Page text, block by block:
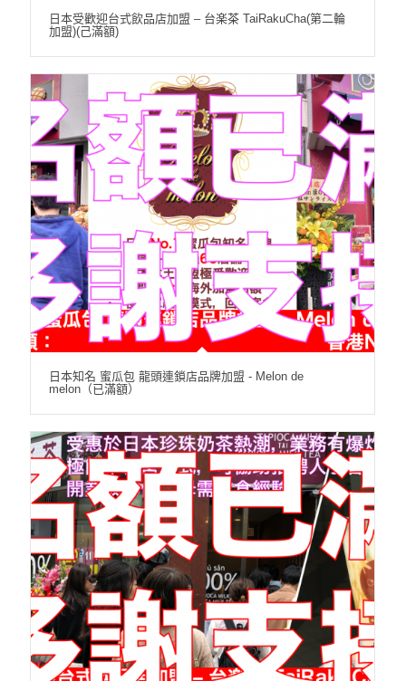
日本受歡迎台式飲品店加盟 – 台楽茶 TaiRakuCha(第二輪
加盟)(己滿額)
日本知名 蜜瓜包 龍頭連鎖店品牌加盟 - Melon de
melon（已滿額）